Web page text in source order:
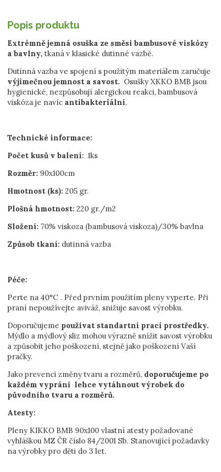
Popis produktu
Extrémně jemná osuška ze směsi bambusové viskózy
a bavlny, tkaná v klasické dutinné vazbě.
Dutinná vazba ve spojení s použitým materiálem zaručuje
výjimečnou jemnost a savost. Osušky XKKO BMB jsou
hygienické, nezpůsobují alergickou reakci, bambusová
viskóza je navíc antibakteriální.
Technické informace:
Počet kusů v balení: 1ks
Rozměr: 90x100cm
Hmotnost (ks): 205 gr.
Plošná hmotnost: 220 gr./m2
Složení: 70% viskoza (bambusová viskoza)/30% bavlna
Způsob tkaní: dutinná vazba
Péče:
Perte na 40°C . Před prvním použitím pleny vyperte. Při
praní nepoužívejte aviváž, snižuje savost výrobku.
Doporučujeme používat standartní prací prostředky.
Mýdlo a mýdlový sliz mohou výrazně snížit savost výrobku
a způsobit jeho poškození, stejně jako poškození Vaší
pračky.
Jako prevenci změny tvaru a rozměrů, doporučujeme po
každém vyprání lehce vytáhnout výrobek do
původního tvaru a rozměrů.
Atesty:
Pleny KIKKO BMB 90x100 vlastní atesty požadované
vyhláškou MZ ČR číslo 84/2001 Sb. Stanovující požadavky
na výrobky pro děti do 3 let.